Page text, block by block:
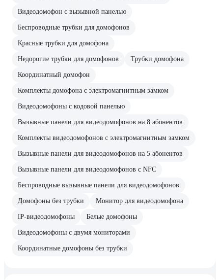
Видеодомофон с вызывной панелью
Беспроводные трубки для домофонов
Красные трубки для домофона
Недорогие трубки для домофонов Трубки домофона
Координатный домофон
Комплекты домофона с электромагнитным замком
Видеодомофоны с кодовой панелью
Вызывные панели для видеодомофонов на 8 абонентов
Комплекты видеодомофонов с электромагнитным замком
Вызывные панели для видеодомофонов на 5 абонентов
Вызывные панели для видеодомофонов с NFC
Беспроводные вызывные панели для видеодомофонов
Домофоны без трубки Монитор для видеодомофона
IP-видеодомофоны Белые домофоны
Видеодомофоны с двумя мониторами
Координатные домофоны без трубки